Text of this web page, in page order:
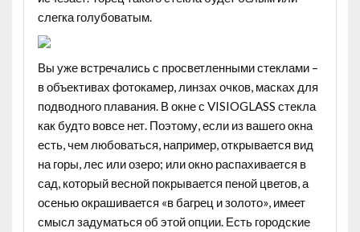
слегка голубоватым.
Вы уже встречались с просветленными стеклами –
в объективах фотокамер, линзах очков, масках для
подводного плавания. В окне с VISIOGLASS стекла
как будто вовсе нет. Поэтому, если из вашего окна
есть, чем любоваться, например, открывается вид
на горы, лес или озеро; или окно распахивается в
сад, который весной покрывается пеной цветов, а
осенью окрашивается «в багрец и золото», имеет
смысл задуматься об этой опции. Есть городские